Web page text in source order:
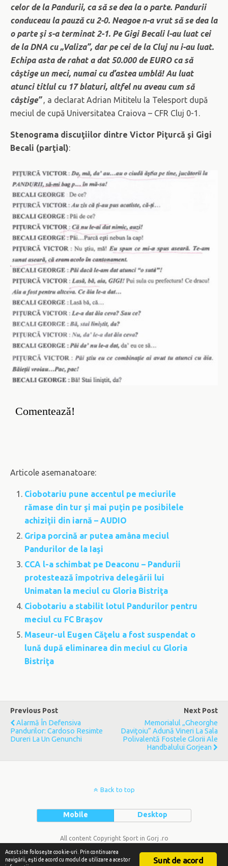
celor de la Pandurii, ca să se dea la o parte. Pandurii
conduceau la pauză cu 2-0. Neagoe n-a vrut să se dea la
o parte şi s-a terminat 2-1. Pe Gigi Becali l-au luat cei
de la DNA cu „Valiza”, dar pe cei de la Cluj nu i-au luat.
Echipa asta de rahat a dat 50.000 de EURO ca să
câştige un meci, numai cu d’astea umblă! Au luat
atunci titlul cu 17 blaturi, altfel nu aveau cum să
câştige”, a declarat Adrian Mititelu la Telesport după
meciul de cupă Universitatea Craiova – CFR Cluj 0-1.
Stenograma discuţiilor dintre Victor Piţurcă şi Gigi
Becali (parţial):
Comentează!
Articole asemanatoare:
Ciobotariu pune accentul pe meciurile
rămase din tur şi mai puţin pe posibilele
achiziţii din iarnă – AUDIO
Gripa porcină ar putea amâna meciul
Pandurilor de la Iaşi
CCA l-a schimbat pe Deaconu – Pandurii
protestează împotriva delegării lui
Unimatan la meciul cu Gloria Bistriţa
Ciobotariu a stabilit lotul Pandurilor pentru
meciul cu FC Braşov
Maseur-ul Eugen Căţelu a fost suspendat o
lună după eliminarea din meciul cu Gloria
Bistriţa
Previous Post
Alarmă În Defensiva
Pandurilor: Cardoso Resimte
Dureri La Un Genunchi
Next Post
Memorialul „Gheorghe
Daviţoiu” Adună Vineri La Sala
Polivalentă Fostele Glorii Ale
Handbalului Gorjean
Back to top
Mobile Desktop
All content Copyright Sport in Gorj .ro
Sunt de acord
Acest site foloseşte cookie-uri. Prin continuarea
navigării, eşti de acord cu modul de utilizare a acestor